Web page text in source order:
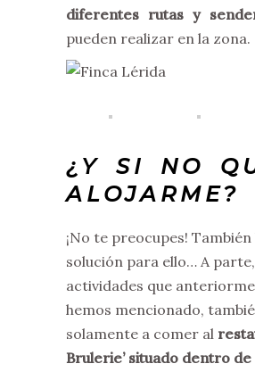
diferentes rutas y
pueden realizar en la zona.
¿Y SI NO
ALOJARME?
¡No te preocupes! También
solución para ello… A
actividades que
hemos mencionado,
solamente a comer al
Brulerie’ situado dentro de